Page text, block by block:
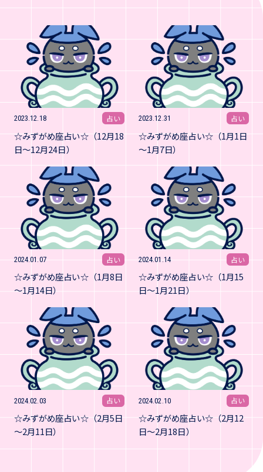
2023.12.18 占い
☆みずがめ座占い☆（12月18
日～12月24日）
2023.12.31 占い
☆みずがめ座占い☆（1月1日
～1月7日）
2024.01.07 占い
☆みずがめ座占い☆（1月8日
～1月14日）
2024.01.14 占い
☆みずがめ座占い☆（1月15
日～1月21日）
2024.02.03 占い
☆みずがめ座占い☆（2月5日
～2月11日）
2024.02.10 占い
☆みずがめ座占い☆（2月12
日～2月18日）